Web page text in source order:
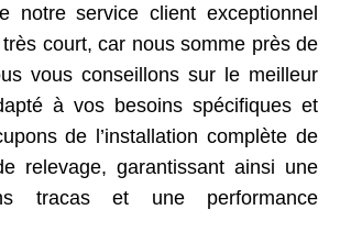
notre service client exceptionnel
court, car nous somme près de
vous conseillons sur le meilleur
à vos besoins spécifiques et
de l’installation complète de
relevage, garantissant ainsi une
tracas et une performance